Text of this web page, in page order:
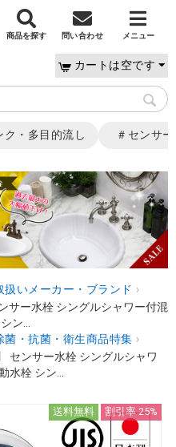
商品を探す 問い合わせ メニュー
カートは空です
ク・多目的流し ＃センサ
扱いメーカー・ブランド ›
ンサー水栓 シングルシャワー付混
ン...
菌・抗菌・衛生商品特集 ›
センサー水栓 シングルシャワ
栓 シン...
送料無料 割引率 25%